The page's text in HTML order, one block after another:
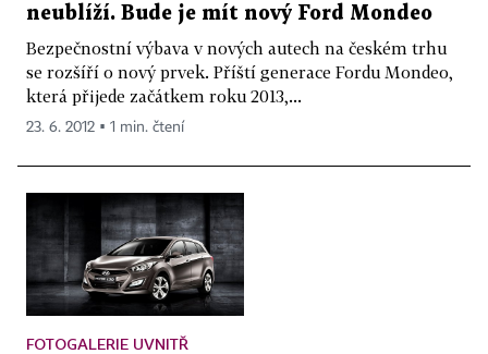
neublíží. Bude je mít nový Ford Mondeo
Bezpečnostní výbava v nových autech na českém trhu
se rozšíří o nový prvek. Příští generace Fordu Mondeo,
která přijede začátkem roku 2013,...
23. 6. 2012 ▪ 1 min. čtení
FOTOGALERIE UVNITŘ